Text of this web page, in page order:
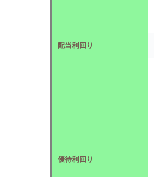
配当利回り
優待利回り